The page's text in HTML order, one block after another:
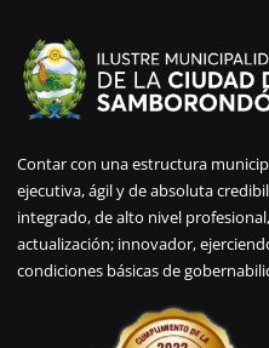
Contar con una estructura
ejecutiva, ágil y de absoluta
integrado, de alto nivel
actualización; innovador,
condiciones básicas de